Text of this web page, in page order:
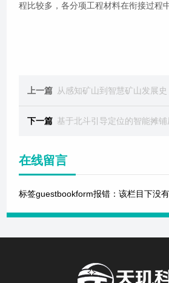
程比较多，各分项工程材料在衔接过程
上一篇 从感知矿山到智慧矿山发展史
下一篇 基于北斗引导定位的智能摊
在线留言
标签guestbookform报错：该栏目下没有